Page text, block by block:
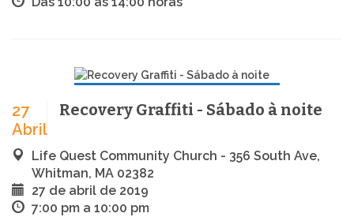
27
Abril
Recovery Graffiti - Sábado à noite
Life Quest Community Church - 356 South Ave,
Whitman, MA 02382
27 de abril de 2019
7:00 pm a 10:00 pm